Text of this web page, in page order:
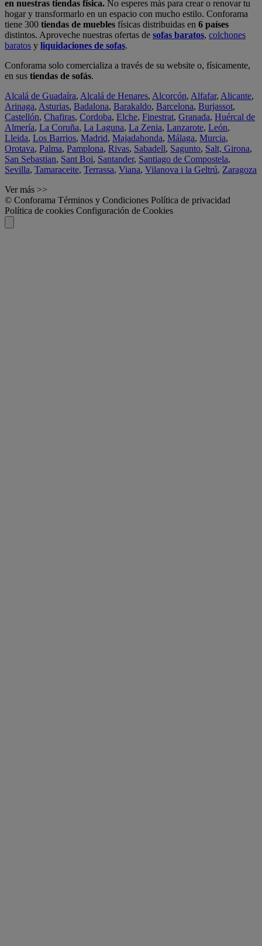
en nuestras tiendas física. No esperes más para crear o renovar tu
hogar y transformarlo en un espacio con mucho estilo. Conforama
tiene 300 tiendas de muebles físicas distribuidas en 6 países
distintos. Aproveche nuestras ofertas de sofas baratos, colchones
baratos y liquidaciones de sofas.
Conforama solo comercializa a través de su website o, físicamente,
en sus tiendas de sofás.
Alcalá de Guadaíra, Alcalá de Henares, Alcorcón, Alfafar, Alicante,
Arinaga, Asturias, Badalona, Barakaldo, Barcelona, Burjassot,
Castellón, Chafiras, Cordoba, Elche, Finestrat, Granada, Huércal de
Almería, La Coruña, La Laguna, La Zenia, Lanzarote, León,
Lleida, Los Barrios, Madrid, Majadahonda, Málaga, Murcia,
Orotava, Palma, Pamplona, Rivas, Sabadell, Sagunto, Salt, Girona,
San Sebastian, Sant Boi, Santander, Santiago de Compostela,
Sevilla, Tamaraceite, Terrassa, Viana, Vilanova i la Geltrú, Zaragoza
Ver más >>
© Conforama Términos y Condiciones Política de privacidad
Política de cookies Configuración de Cookies